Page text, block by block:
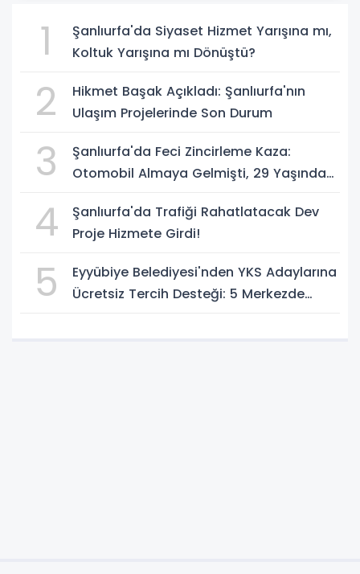
1
Şanlıurfa'da Siyaset Hizmet Yarışına mı,
Koltuk Yarışına mı Dönüştü?
2
Hikmet Başak Açıkladı: Şanlıurfa'nın
Ulaşım Projelerinde Son Durum
3
Şanlıurfa'da Feci Zincirleme Kaza:
Otomobil Almaya Gelmişti, 29 Yaşındaki
4
Şanlıurfa'da Trafiği Rahatlatacak Dev
Proje Hizmete Girdi!
5
Eyyübiye Belediyesi'nden YKS Adaylarına
Ücretsiz Tercih Desteği: 5 Merkezde